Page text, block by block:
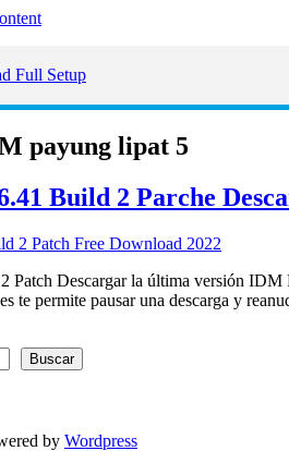
Full Setup
payung lipat 5
Build 2 Parche
Descargar la última versión IDM
te permite pausar una descarga y
Buscar
by Wordpress